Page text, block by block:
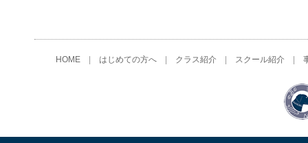
HOME| はじめての方へ| クラス紹介| スクール紹介|